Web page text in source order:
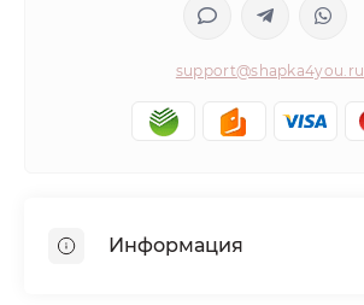
support@shapka4you.ru
Информация